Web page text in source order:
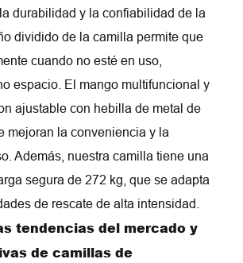
durabilidad y la confiabilidad de la
dividido de la camilla permite que
cuando no esté en uso,
espacio. El mango multifuncional y
ajustable con hebilla de metal de
mejoran la conveniencia y la
Además, nuestra camilla tiene una
segura de 272 kg, que se adapta
de rescate de alta intensidad.
tendencias del mercado y
de camillas de